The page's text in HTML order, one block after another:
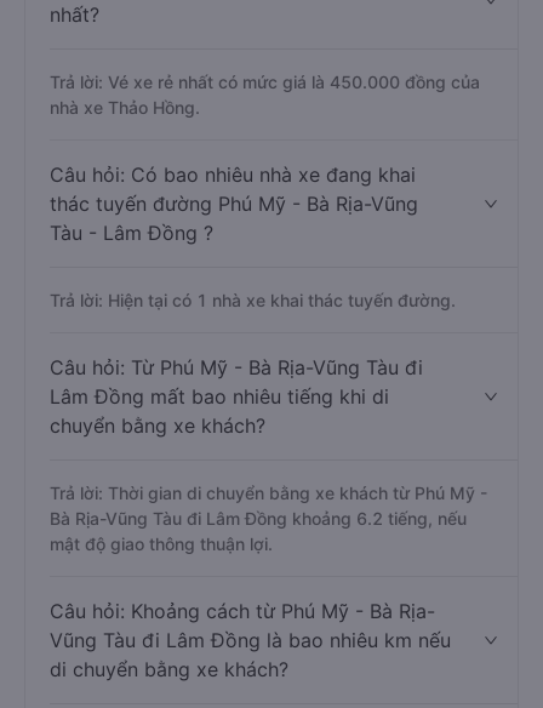
nhất?
Trả lời: Vé xe rẻ nhất có mức giá là 450.000 đồng của
nhà xe Thảo Hồng.
Câu hỏi: Có bao nhiêu nhà xe đang khai
thác tuyến đường Phú Mỹ - Bà Rịa-Vũng
Tàu - Lâm Đồng ?
Trả lời: Hiện tại có 1 nhà xe khai thác tuyến đường.
Câu hỏi: Từ Phú Mỹ - Bà Rịa-Vũng Tàu đi
Lâm Đồng mất bao nhiêu tiếng khi di
chuyển bằng xe khách?
Trả lời: Thời gian di chuyển bằng xe khách từ Phú Mỹ -
Bà Rịa-Vũng Tàu đi Lâm Đồng khoảng 6.2 tiếng, nếu
mật độ giao thông thuận lợi.
Câu hỏi: Khoảng cách từ Phú Mỹ - Bà Rịa-
Vũng Tàu đi Lâm Đồng là bao nhiêu km nếu
di chuyển bằng xe khách?